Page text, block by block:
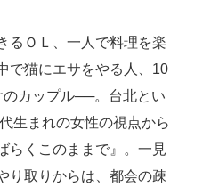
るＯＬ、一人で料理を楽
で猫にエサをやる人、10
カップル──。台北とい
生まれの女性の視点から
らくこのままで』。一見
り取りからは、都会の疎